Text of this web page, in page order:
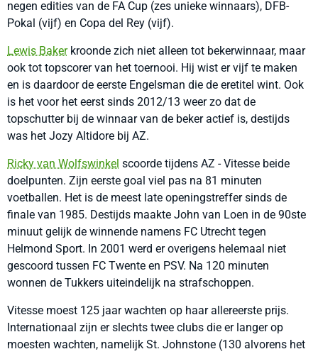
negen edities van de FA Cup (zes unieke winnaars), DFB-
Pokal (vijf) en Copa del Rey (vijf).
Lewis Bakerkroonde zich niet alleen tot bekerwinnaar, maar
ook tot topscorer van het toernooi. Hij wist er vijf te maken
en is daardoor de eerste Engelsman die de eretitel wint. Ook
is het voor het eerst sinds 2012/13 weer zo dat de
topschutter bij de winnaar van de beker actief is, destijds
was het Jozy Altidore bij AZ.
Ricky van Wolfswinkel scoorde tijdens AZ - Vitesse beide
doelpunten. Zijn eerste goal viel pas na 81 minuten
voetballen. Het is de meest late openingstreffer sinds de
finale van 1985. Destijds maakte John van Loen in de 90ste
minuut gelijk de winnende namens FC Utrecht tegen
Helmond Sport. In 2001 werd er overigens helemaal niet
gescoord tussen FC Twente en PSV. Na 120 minuten
wonnen de Tukkers uiteindelijk na strafschoppen.
Vitesse moest 125 jaar wachten op haar allereerste prijs.
Internationaal zijn er slechts twee clubs die er langer op
moesten wachten, namelijk St. Johnstone (130 alvorens het